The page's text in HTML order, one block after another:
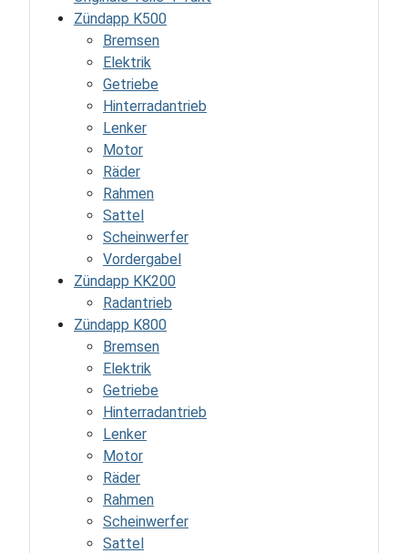
Zündapp K500
Bremsen
Elektrik
Getriebe
Hinterradantrieb
Lenker
Motor
Räder
Rahmen
Sattel
Scheinwerfer
Vordergabel
Zündapp KK200
Radantrieb
Zündapp K800
Bremsen
Elektrik
Getriebe
Hinterradantrieb
Lenker
Motor
Räder
Rahmen
Scheinwerfer
Sattel